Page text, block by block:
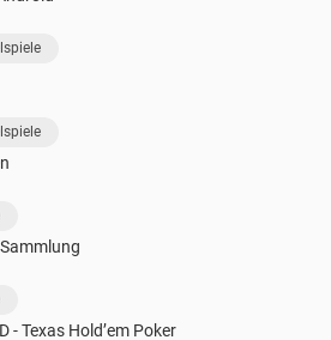
- Texas Hold’em Poker